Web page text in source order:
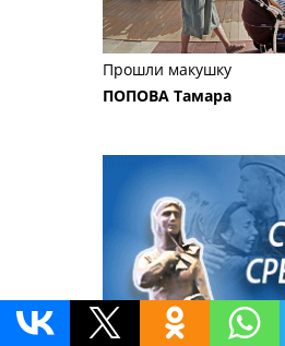
Прошли макушку
ПОПОВА Тамара